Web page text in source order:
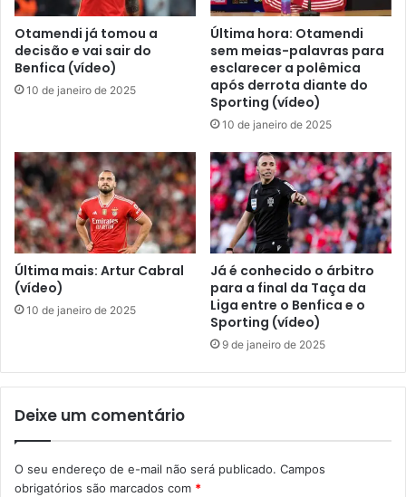
Otamendi já tomou a
decisão e vai sair do
Benfica (vídeo)
10 de janeiro de 2025
Última hora: Otamendi
sem meias-palavras para
esclarecer a polêmica
após derrota diante do
Sporting (vídeo)
10 de janeiro de 2025
Última mais: Artur Cabral
(vídeo)
10 de janeiro de 2025
Já é conhecido o árbitro
para a final da Taça da
Liga entre o Benfica e o
Sporting (vídeo)
9 de janeiro de 2025
Deixe um comentário
O seu endereço de e-mail não será publicado. Campos
obrigatórios são marcados com *